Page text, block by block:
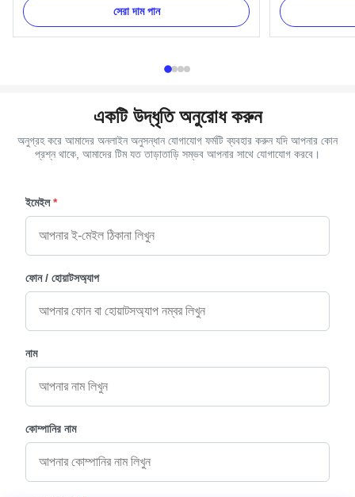
Handle with Pale Gold Specification Six pcs
plastc as a set, and the material is PP recycle.
Item Name H9013 Material Plastic (PP, ABS)
সেরা দাম পান
small casket
(203cm) and
Item Name TX-
একটি উদ্ধৃতি অনুরোধ করুন
অনুগ্রহ করে আমাদের অনলাইন অনুসন্ধান যোগাযোগ ফর্মটি ব্যবহার করুন যদি আপনার কোন
প্রশ্ন থাকে, আমাদের টিম যত তাড়াতাড়ি সম্ভব আপনার সাথে যোগাযোগ করবে।
ইমেইল *
ফোন / হোয়াটসঅ্যাপ
নাম
কোম্পানির নাম